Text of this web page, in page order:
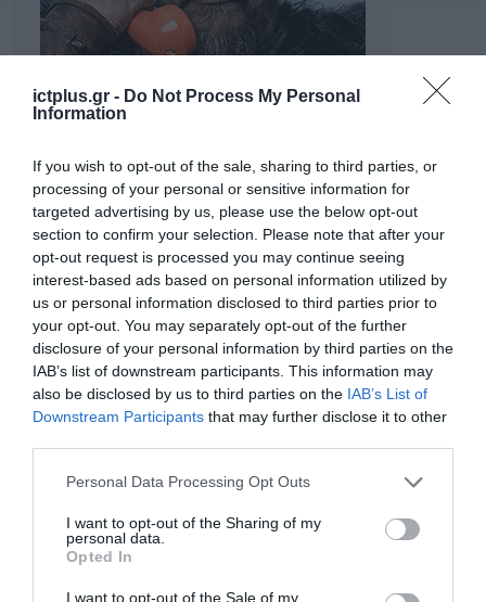
ictplus.gr - Do Not Process My Personal
Information
If you wish to opt-out of the sale, sharing to third parties, or
processing of your personal or sensitive information for
targeted advertising by us, please use the below opt-out
section to confirm your selection. Please note that after your
opt-out request is processed you may continue seeing
interest-based ads based on personal information utilized by
us or personal information disclosed to third parties prior to
your opt-out. You may separately opt-out of the further
disclosure of your personal information by third parties on the
IAB’s list of downstream participants. This information may
also be disclosed by us to third parties on the IAB’s List of
Downstream Participants that may further disclose it to other
Please note that this website/app uses one or more Google
not limited to your visit or usage behaviour. You may click to
grant or deny consent to Google and its third-party tags to
use your data for below specified purposes in below Google
consent section.
Personal Data Processing Opt Outs
I want to opt-out of the Sharing of my
personal data.
Opted In
I want to opt-out of the Sale of my
ΡΟΗ ΕΙΔΗΣΕΩΝ
Το χρηματοδοτούμενο
Gaming Police”
ενισχύει την ασφάλεια
των παιδιών στο
31.07.2026